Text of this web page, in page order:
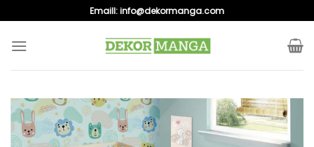
to
content
Emaill:info@dekormanga.com